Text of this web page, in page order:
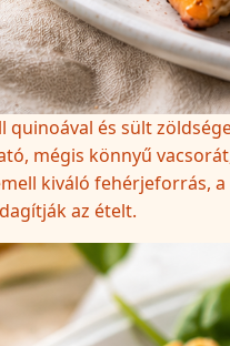
és sült
mégis könnyű
kiváló fehérjeforrás,
az ételt.